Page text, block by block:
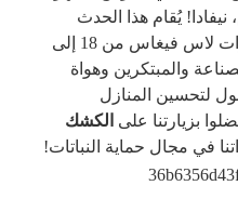
يُقام هذا الحدث
العالمي حاليًا في مركز مؤتمرات لاس فيغاس من 18 إلى
والمبتكرين وهواة
لتحسين المنازل
بزيارتنا على الكشك
في مجال حماية النباتات!